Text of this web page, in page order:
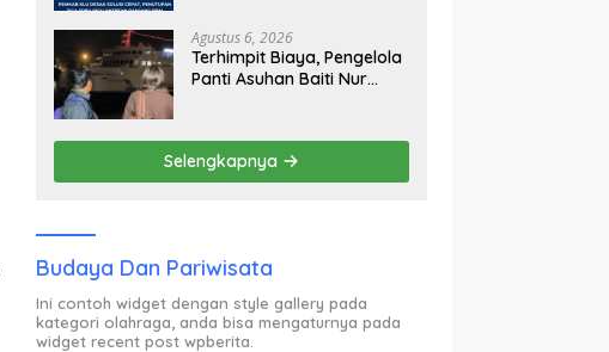
Agustus 6, 2026
Terhimpit Biaya, Pengelola
Panti Asuhan Baiti Nur
Asesmen Bantuan Tak
Kunjung Tuntas
Selengkapnya
Budaya Dan Pariwisata
Ini contoh widget dengan style gallery pada
kategori olahraga, anda bisa mengaturnya pada
widget recent post wpberita.